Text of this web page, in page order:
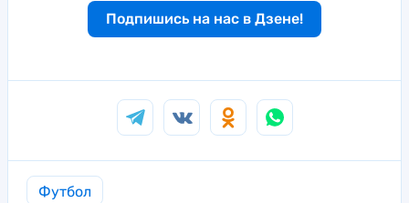
Подпишись на нас в Дзене!
Футбол